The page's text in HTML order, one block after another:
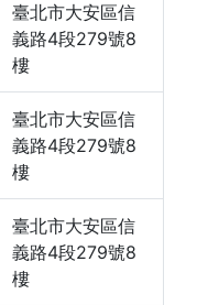
臺北市大安區信
義路4段279號8
樓
臺北市大安區信
義路4段279號8
樓
臺北市大安區信
義路4段279號8
樓